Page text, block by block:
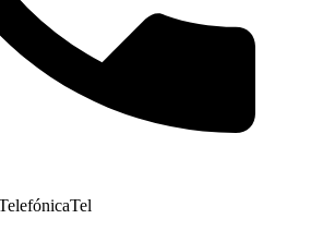
Tel